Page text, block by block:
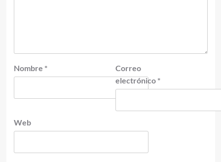
Nombre *
Correo
electrónico *
Web